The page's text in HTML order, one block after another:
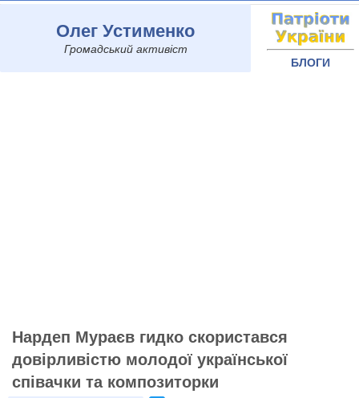
Олег Устименко
Громадський активіст
БЛОГИ
Нардеп Мураєв гидко скористався
довірливістю молодої української
співачки та композиторки